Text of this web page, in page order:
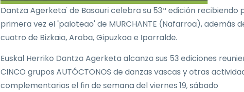
Dantza Agerketa' de Basauri celebra su 53ª edición recibiendo
primera vez el 'paloteao' de MURCHANTE (Nafarroa), además
cuatro de Bizkaia, Araba, Gipuzkoa e Iparralde.
Euskal Herriko Dantza Agerketa alcanza sus 53 ediciones
CINCO grupos AUTÓCTONOS de danzas vascas y otras
complementarias el fin de semana del viernes 19, sábado